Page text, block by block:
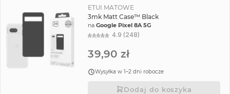
ETUI MATOWE
3mk Matt Case™ Black
naGoogle Pixel 8A 5G
4.9 (248)
39,90 zł
Wysyłka w 1–2 dni robocze
Dodaj do koszyka